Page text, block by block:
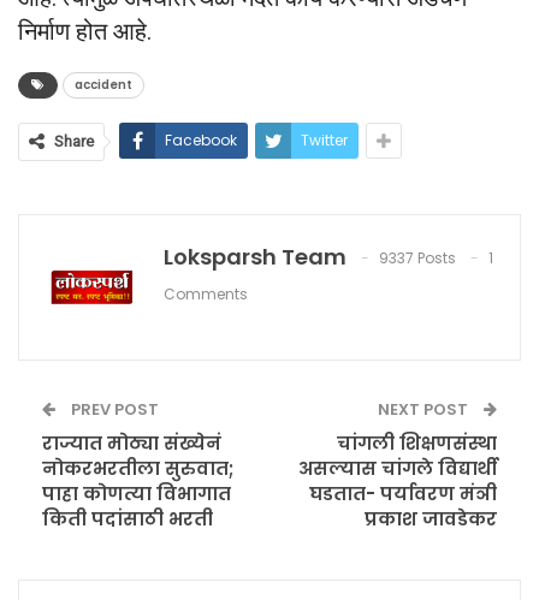
निर्माण होत आहे.
accident
Share Facebook Twitter
Loksparsh Team 9337 Posts
1
Comments
PREV POST
राज्यात मोठ्या संख्येनं
नोकरभरतीला सुरुवात;
पाहा कोणत्या विभागात
किती पदांसाठी भरती
NEXT POST
चांगली शिक्षणसंस्था
असल्यास चांगले विद्यार्थी
घडतात- पर्यावरण मंञी
प्रकाश जावडेकर